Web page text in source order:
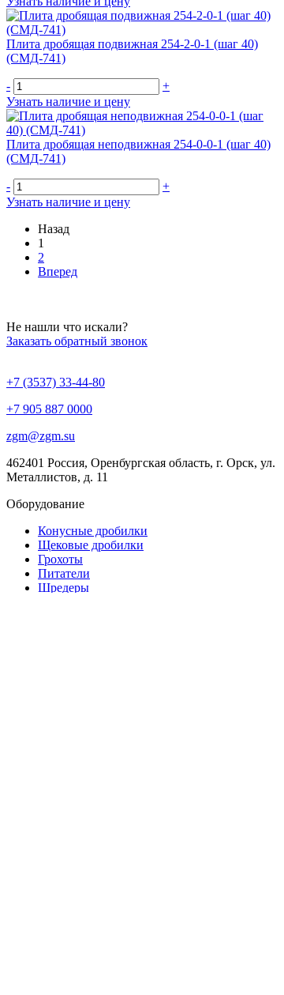
Плита дробящая подвижная 254-2-0-1 (шаг 40)
(СМД-741)
-
+
Узнать наличие и цену
Плита дробящая неподвижная 254-0-0-1 (шаг 40)
(СМД-741)
-
+
Узнать наличие и цену
Назад
1
2
Вперед
Не нашли что искали?
Заказать обратный звонок
+7 (3537) 33-44-80
+7 905 887 0000
zgm@zgm.su
462401 Россия, Оренбургская область, г. Орск, ул.
Металлистов, д. 11
Оборудование
Конусные дробилки
Щековые дробилки
Грохоты
Питатели
Шредеры